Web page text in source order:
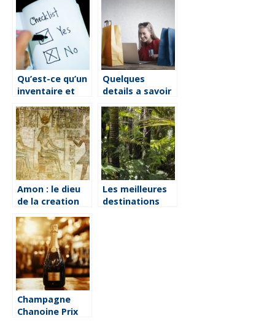
Qu’est-ce qu’un
inventaire et
?
Quelques
details a savoir
Amon : le dieu
de la creation
Les meilleures
destinations
Champagne
Chanoine Prix